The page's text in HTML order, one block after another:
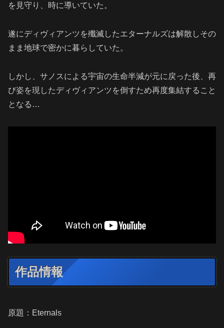
を見守り、時に導いていた。
遂にディヴィアンツを殲滅したエターナルズは解散しその
まま地球で密かに暮らしていた。
しかし、サノスによる宇宙の生命半減が元に戻った後、再
び姿を現したディヴィアンツを倒すため再度集結すること
となる…
作品情報
原題：Eternals